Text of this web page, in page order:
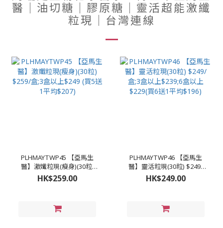
醫｜油切糖｜膠原糖｜靈活超能激纖
粒現｜台灣連線
PLHMAYTWP45 【亞馬生
醫】激孅粒現(瘦身)(30粒)
$259/盒;3盒以上$249 (買5
送1平均$207)
HK$259.00
PLHMAYTWP46 【亞馬生
醫】靈活粒現(30粒) $249/
盒;3盒以上$239;6盒以上
$229(買6送1平均$196)
HK$249.00